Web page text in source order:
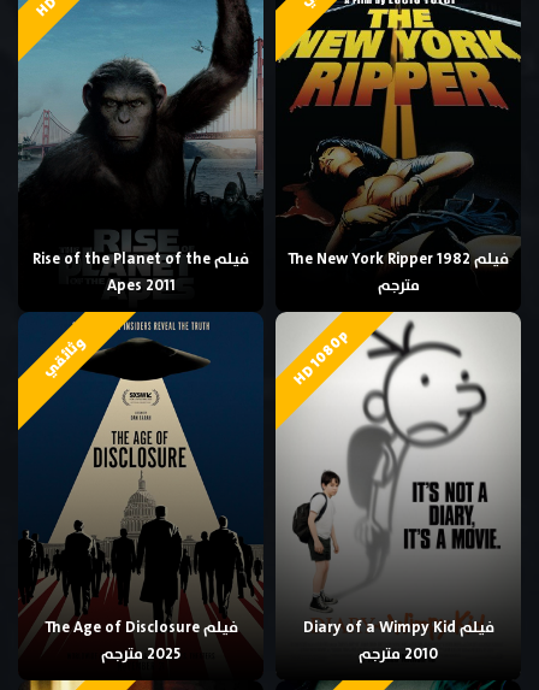
فيلم The New York Ripper 1982
مترجم
فيلم Rise of the Planet of the
Apes 2011
HD 1080p
فيلم Diary of a Wimpy Kid
2010 مترجم
وثائقي
فيلم The Age of Disclosure
2025 مترجم